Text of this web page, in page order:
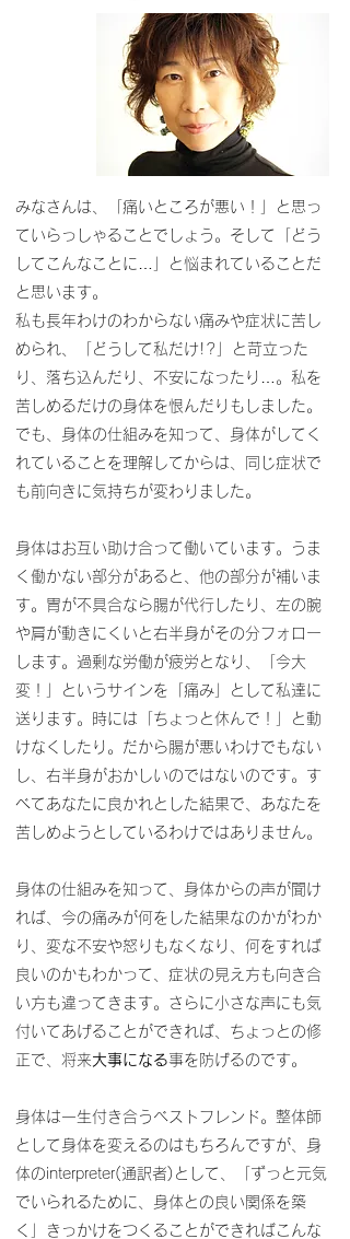
みなさんは、「痛いところが悪い！」と思っ
ていらっしゃることでしょう。そして「どう
してこんなことに…」と悩まれていることだ
と思います。
私も長年わけのわからない痛みや症状に苦し
められ、「どうして私だけ!?」と苛立った
り、落ち込んだり、不安になったり…。私を
苦しめるだけの身体を恨んだりもしました。
でも、身体の仕組みを知って、身体がしてく
れていることを理解してからは、同じ症状で
も前向きに気持ちが変わりました。
身体はお互い助け合って働いています。うま
く働かない部分があると、他の部分が補いま
す。胃が不具合なら腸が代行したり、左の腕
や肩が動きにくいと右半身がその分フォロー
します。過剰な労働が疲労となり、「今大
変！」というサインを「痛み」として私達に
送ります。時には「ちょっと休んで！」と動
けなくしたり。だから腸が悪いわけでもない
し、右半身がおかしいのではないのです。す
べてあなたに良かれとした結果で、あなたを
苦しめようとしているわけではありません。
身体の仕組みを知って、身体からの声が聞け
れば、今の痛みが何をした結果なのかがわか
り、変な不安や怒りもなくなり、何をすれば
良いのかもわかって、症状の見え方も向き合
い方も違ってきます。さらに小さな声にも気
付いてあげることができれば、ちょっとの修
正で、将来大事になる事を防げるのです。
身体は一生付き合うベストフレンド。整体師
として身体を変えるのはもちろんですが、身
体のinterpreter(通訳者)として、「ずっと元気
でいられるために、身体との良い関係を築
く」きっかけをつくることができればこんな